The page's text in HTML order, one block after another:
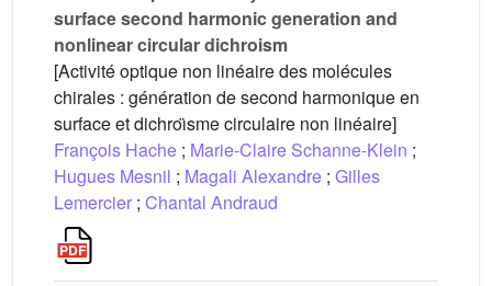
surface second harmonic generation and
nonlinear circular dichroism
[Activité optique non linéaire des molécules
chirales : génération de second harmonique en
surface et dichroı̈sme circulaire non linéaire]
François Hache ; Marie-Claire Schanne-Klein ;
Hugues Mesnil ; Magali Alexandre ; Gilles
Lemercier ; Chantal Andraud